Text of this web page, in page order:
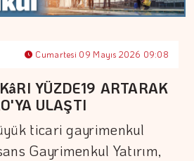
Cumartesi 09 Mayıs 2026 09:08
YÜZDE19 ARTARAK
ULAŞTI
ticari gayrimenkul
Gayrimenkul Yatırım,